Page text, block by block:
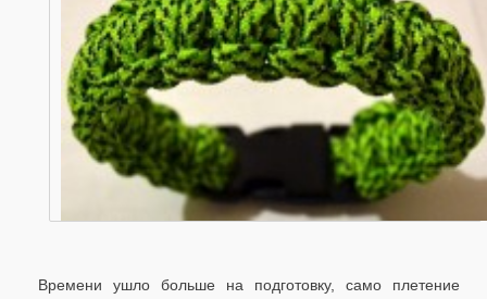
Времени ушло больше на подготовку, само плетение